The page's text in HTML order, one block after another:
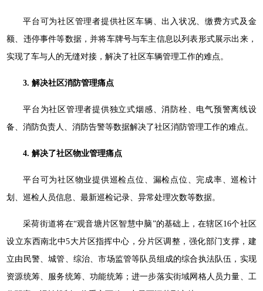
平台可为社区管理者提供社区车辆、出入状况、缴费方式及金
额、违停事件等数据，并将车牌号与车主信息以列表形式展示出来，
实现了车与人的无缝对接，解决了社区车辆管理工作的难点。
3. 解决社区消防管理痛点
平台为社区管理者提供独立式烟感、消防栓、电气预警离线设
备、消防负责人、消防告警等数据解决了社区消防管理工作的难点。
4. 解决了社区物业管理痛点
平台可为社区物业提供巡检点位、漏检点位、完成率、巡检计
划、巡检人员信息、最新巡检记录、异常处理次数等数据。
采荷街道将在“观音塘片区智慧中脑”的基础上，在辖区16个社区
设立东西南北中5大片区指挥中心，分片区调整，强化部门支撑，建
立由民警、城管、综治、市场监管等队员组成的综合执法队伍，实现
资源统筹、服务统筹、功能统筹；进一步落实街域网格人员力量、工